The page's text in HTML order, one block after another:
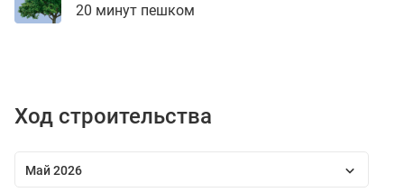
20 минут пешком
Ход строительства
Май 2026